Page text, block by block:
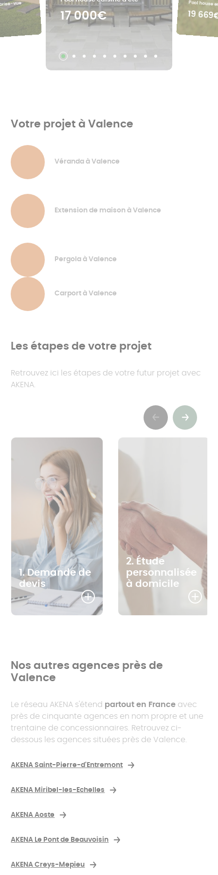
vue
17 000€ 19
Pool house
Votre projet à Valence
Véranda à Valence
Extension de maison à Valence
Pergola à Valence
Carport à Valence
Les étapes de votre projet
Retrouvez ici les étapes de votre futur projet avec
AKENA.
PreviousSuivant
1. Demande de
devis
2. Étude
personnalisée
à domicile
Nos autres agences près de
Valence
Le réseau AKENA s'étend partout en France avec
près de cinquante agences en nom propre et une
trentaine de concessionnaires. Retrouvez ci-
dessous les agences situées près de Valence.
AKENA Saint-Pierre-d'Entremont
AKENA Miribel-les-Echelles
AKENA Aoste
AKENA Le Pont de Beauvoisin
AKENA Creys-Mepieu